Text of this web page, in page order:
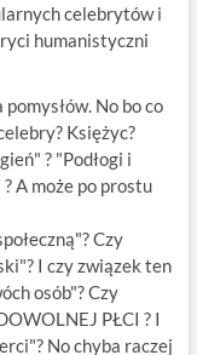
celebrytów i
humanistyczni
No bo co
Księżyc?
? "Podłogi i
A może po prostu
Czy
I czy związek ten
osób"? Czy
PŁCI ? I
No chyba raczej